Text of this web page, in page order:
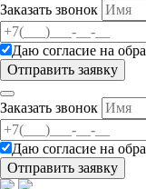
Заказать звонок
Даю согласие на
Заказать звонок
Даю согласие на